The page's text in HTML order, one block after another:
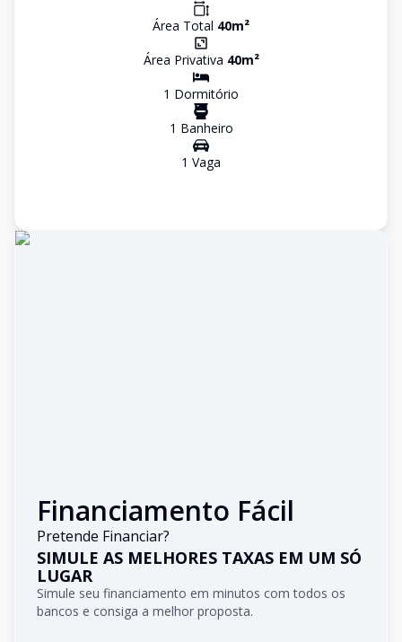
Área Total 40m²
Área Privativa 40m²
1 Dormitório
1 Banheiro
1 Vaga
Financiamento Fácil
Pretende Financiar?
SIMULE AS MELHORES TAXAS EM UM SÓ
LUGAR
Simule seu financiamento em minutos com todos os
bancos e consiga a melhor proposta.